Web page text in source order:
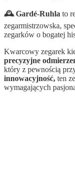
🕰️ Gardé-Ruhla to
zegarmistrzowska,
zegarków o bogatej
Kwarcowy zegarek
precyzyjne
który z pewnością
innowacyjność, ten
wymagających